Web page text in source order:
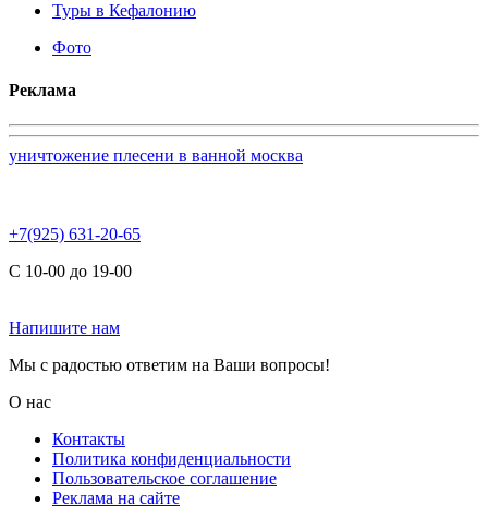
Туры в Кефалонию
Фото
Реклама
уничтожение плесени в ванной москва
+7(925) 631-20-65
С 10-00 до 19-00
Напишите нам
Мы с радостью ответим на Ваши вопросы!
О нас
Контакты
Политика конфиденциальности
Пользовательское соглашение
Реклама на сайте